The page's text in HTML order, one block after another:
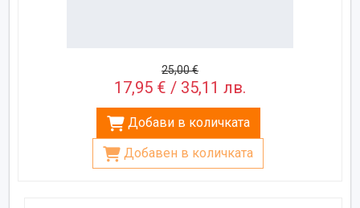
25,00 €
17,95 € / 35,11 лв.
Добави в количката
Добавен в количката